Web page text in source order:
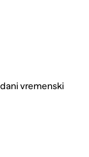
vremenski